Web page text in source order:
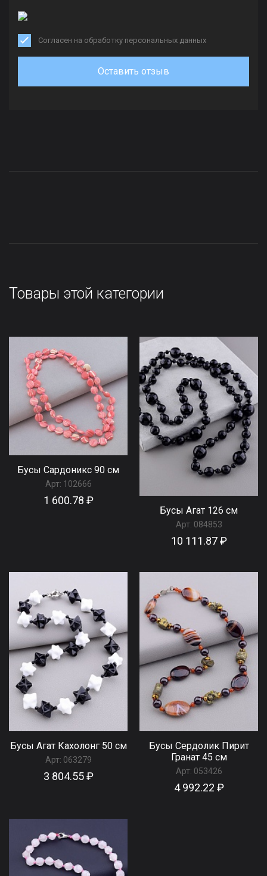
Согласен на обработку персональных данных
Оставить отзыв
Товары этой категории
Бусы Сардоникс 90 см
Арт: 102666
1 600.78 ₽
Бусы Агат 126 см
Арт: 084853
10 111.87 ₽
Бусы Агат Кахолонг 50 см
Арт: 063279
3 804.55 ₽
Бусы Сердолик Пирит
Гранат 45 см
Арт: 053426
4 992.22 ₽